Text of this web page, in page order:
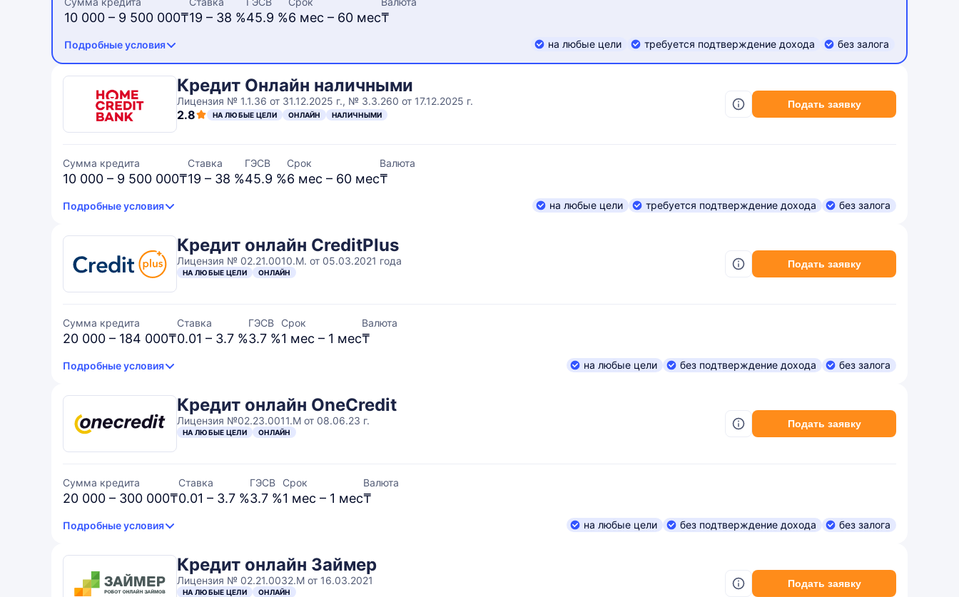
10 000 – 9 500 000₸19 – 38 %45.9 %6 мес – 60 мес₸
на любые цели требуется подтверждение дохода без залога
Подробные условия
Кредит Онлайн наличными
Лицензия № 1.1.36 от 31.12.2025 г., № 3.3.260 от 17.12.2025 г.
2.8 НА ЛЮБЫЕ ЦЕЛИ ОНЛАЙН НАЛИЧНЫМИ
Подать заявку
Сумма кредита
10 000 – 9 500 000₸
Ставка
19 – 38 %
ГЭСВ
45.9 %
Срок
6 мес – 60 мес
Валюта
₸
на любые цели требуется подтверждение дохода без залога
Подробные условия
Кредит онлайн CreditPlus
Лицензия № 02.21.0010.M. от 05.03.2021 года
НА ЛЮБЫЕ ЦЕЛИ ОНЛАЙН
Подать заявку
Сумма кредита
20 000 – 184 000₸
Ставка
0.01 – 3.7 %
ГЭСВ
3.7 %
Срок
1 мес – 1 мес
Валюта
₸
на любые цели без подтверждение дохода без залога
Подробные условия
Кредит онлайн OneCredit
Лицензия №02.23.0011.M от 08.06.23 г.
НА ЛЮБЫЕ ЦЕЛИ ОНЛАЙН
Подать заявку
Сумма кредита
20 000 – 300 000₸
Ставка
0.01 – 3.7 %
ГЭСВ
3.7 %
Срок
1 мес – 1 мес
Валюта
₸
на любые цели без подтверждение дохода без залога
Подробные условия
Кредит онлайн Займер
Лицензия № 02.21.0032.М от 16.03.2021
НА ЛЮБЫЕ ЦЕЛИ ОНЛАЙН
Подать заявку